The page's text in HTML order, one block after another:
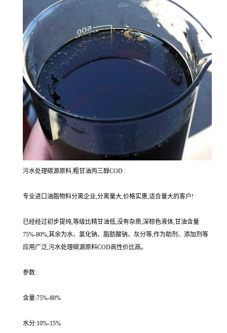
污水处理碳源原料,粗甘油丙三醇COD
专业进口油脂物料分离企业,分离量大,价格实惠,适合量大的客户!
已经经过初步提纯,等级比精甘油低,没有杂质,深棕色液体,甘油含量
75%-80%,其余为水、氯化钠、脂肪酸钠、灰分等,作为助剂、添加剂等
应用广泛,污水处理碳源原料COD高性价比高。
参数:
含量:75%-80%
水分:10%-15%